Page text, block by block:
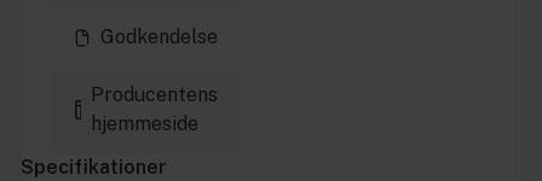
Godkendelse
Producentens
hjemmeside
Specifikationer